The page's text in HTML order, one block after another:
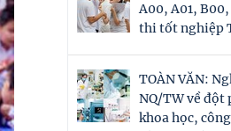
A00, A01,
thi tốt nghiệp
TOÀN VĂN:
NQ/TW về đột
khoa học,